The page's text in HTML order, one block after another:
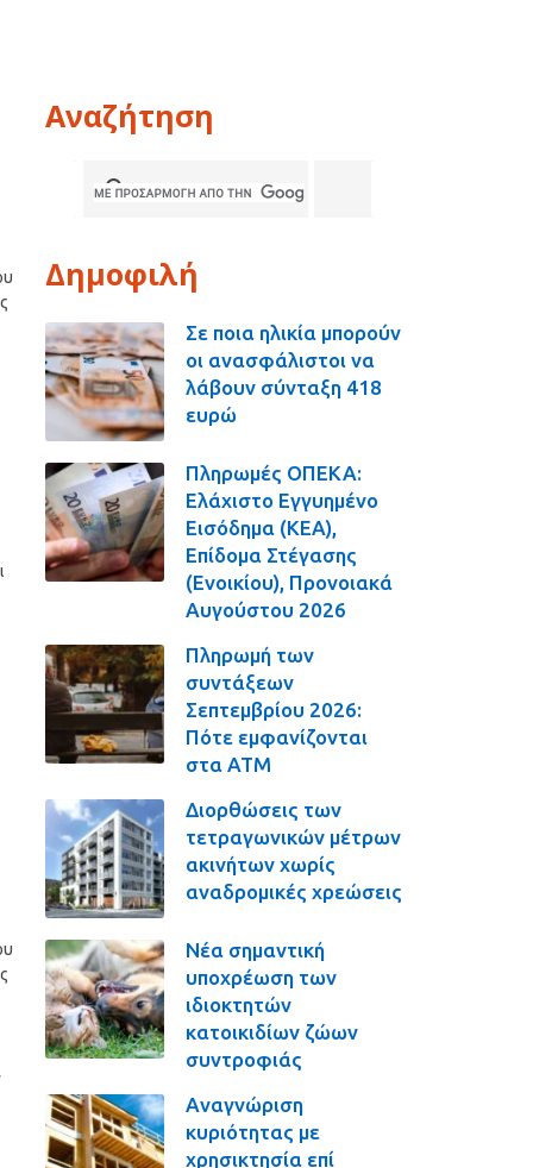
Αναζήτηση
Δημοφιλή
Σε ποια ηλικία μπορούν
οι ανασφάλιστοι να
λάβουν σύνταξη 418
ευρώ
Πληρωμές ΟΠΕΚΑ:
Ελάχιστο Εγγυημένο
Εισόδημα (ΚΕΑ),
Επίδομα Στέγασης
(Ενοικίου), Προνοιακά
Αυγούστου 2026
Πληρωμή των
συντάξεων
Σεπτεμβρίου 2026:
Πότε εμφανίζονται
στα ΑΤΜ
Διορθώσεις των
τετραγωνικών μέτρων
ακινήτων χωρίς
αναδρομικές χρεώσεις
Νέα σημαντική
υποχρέωση των
ιδιοκτητών
κατοικιδίων ζώων
συντροφιάς
Αναγνώριση
κυριότητας με
χρησικτησία επί